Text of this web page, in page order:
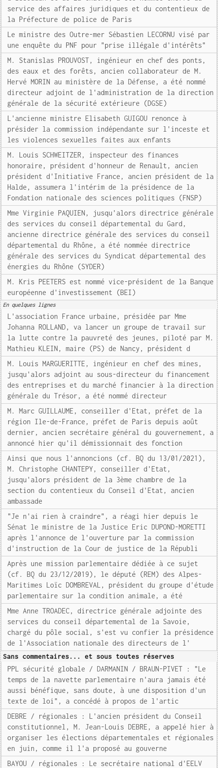
service des affaires juridiques et du contentieux de
la Préfecture de police de Paris
Le ministre des Outre-mer Sébastien LECORNU visé par
une enquête du PNF pour "prise illégale d'intérêts"
M. Stanislas PROUVOST, ingénieur en chef des ponts,
des eaux et des forêts, ancien collaborateur de M.
Hervé MORIN au ministère de la Défense, a été nommé
directeur adjoint de l'administration de la direction
générale de la sécurité extérieure (DGSE)
L'ancienne ministre Elisabeth GUIGOU renonce à
présider la commission indépendante sur l'inceste et
les violences sexuelles faites aux enfants
M. Louis SCHWEITZER, inspecteur des finances
honoraire, président d'honneur de Renault, ancien
président d'Initiative France, ancien président de la
Halde, assumera l'intérim de la présidence de la
Fondation nationale des sciences politiques (FNSP)
Mme Virginie PAQUIEN, jusqu'alors directrice générale
des services du conseil départemental du Gard,
ancienne directrice générale des services du conseil
départemental du Rhône, a été nommée directrice
générale des services du Syndicat départemental des
énergies du Rhône (SYDER)
M. Kris PEETERS est nommé vice-président de la Banque
européenne d'investissement (BEI)
En quelques lignes
L'association France urbaine, présidée par Mme
Johanna ROLLAND, va lancer un groupe de travail sur
la lutte contre la pauvreté des jeunes, piloté par M.
Mathieu KLEIN, maire (PS) de Nancy, président d
M. Louis MARGUERITTE, ingénieur en chef des mines,
jusqu'alors adjoint au sous-directeur du financement
des entreprises et du marché financier à la direction
générale du Trésor, a été nommé directeur
M. Marc GUILLAUME, conseiller d'Etat, préfet de la
région Ile-de-France, préfet de Paris depuis août
dernier, ancien secrétaire général du gouvernement, a
annoncé hier qu'il démissionnait des fonction
Ainsi que nous l'annoncions (cf. BQ du 13/01/2021),
M. Christophe CHANTEPY, conseiller d'Etat,
jusqu'alors président de la 3ème chambre de la
section du contentieux du Conseil d'Etat, ancien
ambassade
"Je n'ai rien à craindre", a réagi hier depuis le
Sénat le ministre de la Justice Eric DUPOND-MORETTI
après l'annonce de l'ouverture par la commission
d'instruction de la Cour de justice de la Républi
Après une mission parlementaire dédiée à ce sujet
(cf. BQ du 23/12/2019), le député (REM) des Alpes-
Maritimes Loïc DOMBREVAL, président du groupe d'étude
parlementaire sur la condition animale, a été
Mme Anne TROADEC, directrice générale adjointe des
services du conseil départemental de la Savoie,
chargé du pôle social, s'est vu confier la présidence
de l'Association nationale des directeurs de l'
Sans commentaires... et sous toutes réserves
PPL sécurité globale / DARMANIN / BRAUN-PIVET : "Le
temps de la navette parlementaire n'aura jamais été
aussi bénéfique, sans doute, à une disposition d'un
texte de loi", a concédé à propos de l'artic
DEBRE / régionales : L'ancien président du Conseil
constitutionnel, M. Jean-Louis DEBRE, a appelé hier à
organiser les élections départementales et régionales
en juin, comme il l'a proposé au gouverne
BAYOU / régionales : Le secrétaire national d'EELV